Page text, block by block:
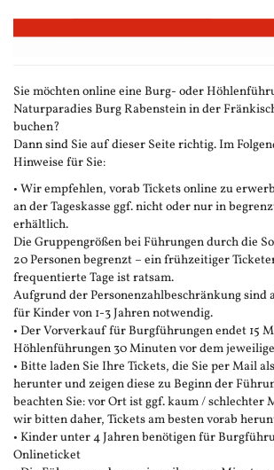
Zum
Haupt-
Sie möchten online eine Burg- oder
Naturparadies Burg Rabenstein in der
buchen?
Dann sind Sie auf dieser Seite richtig. Im
Hinweise für Sie:
• Wir empfehlen, vorab Tickets online zu
an der Tageskasse ggf. nicht oder nur in
erhältlich.
Die Gruppengrößen bei Führungen durch die
20 Personen begrenzt – ein frühzeitiger
frequentierte Tage ist ratsam.
Aufgrund der Personenzahlbeschränkung sind
für Kinder von 1-3 Jahren notwendig.
• Der Vorverkauf für Burgführungen endet 15
Höhlenführungen 30 Minuten vor dem
• Bitte laden Sie Ihre Tickets, die Sie per Mail
herunter und zeigen diese zu Beginn der
beachten Sie: vor Ort ist ggf. kaum / schlechter
wir bitten daher, Tickets am besten vorab
• Kinder unter 4 Jahren benötigen für
Onlineticket